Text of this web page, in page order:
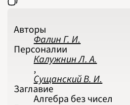
Авторы
Фалин Г. И.
Персоналии
Калужнин Л. А.
,
Сущанский В. И.
Заглавие
Алгебра без чисел